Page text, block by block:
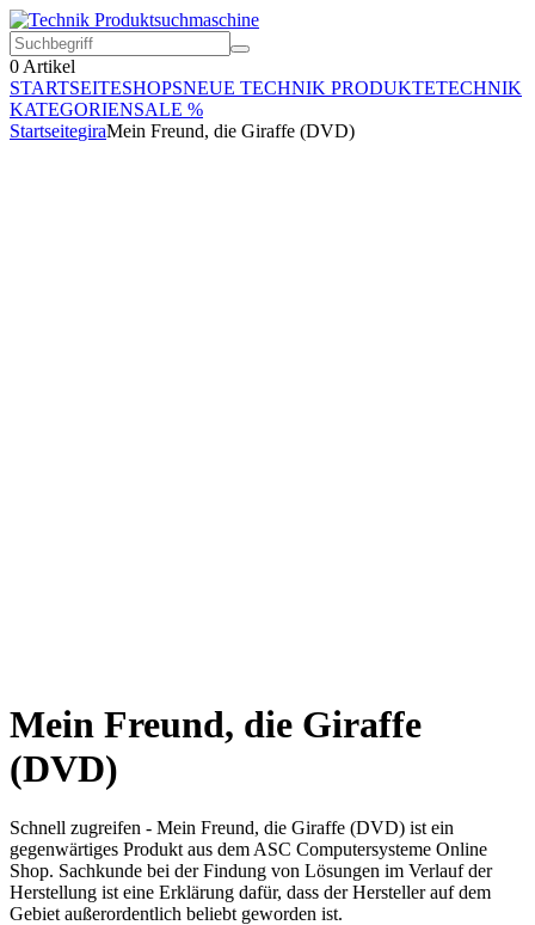
0 Artikel
STARTSEITESHOPSNEUE TECHNIK PRODUKTETECHNIK
KATEGORIENSALE %
StartseitegiraMein Freund, die Giraffe (DVD)
Mein Freund, die Giraffe
(DVD)
Schnell zugreifen - Mein Freund, die Giraffe (DVD) ist ein
gegenwärtiges Produkt aus dem ASC Computersysteme Online
Shop. Sachkunde bei der Findung von Lösungen im Verlauf der
Herstellung ist eine Erklärung dafür, dass der Hersteller auf dem
Gebiet außerordentlich beliebt geworden ist.